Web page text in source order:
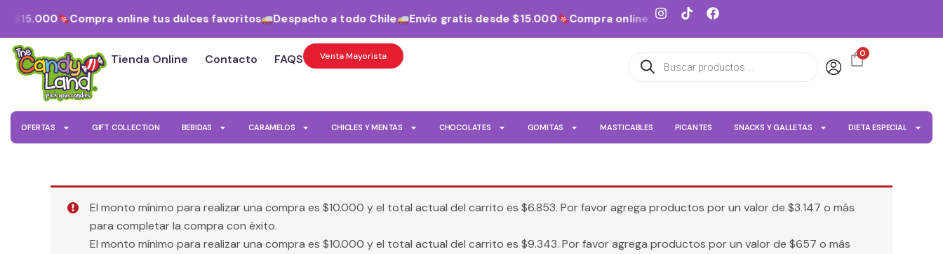
contenido
Compra online tus dulces favoritos Despacho a todo Chile Envío gratis desde $15.000 Compra online tus dulces favoritos
I
s
a
g
m
T
i
k
o
k
F
a
c
b
o
Tienda Online Contacto FAQS Venta Mayorista
Búsqueda
0
OFERTAS GIFT COLLECTION BEBIDAS CARAMELOS CHICLES Y MENTAS CHOCOLATES GOMITAS MASTICABLES PICANTES SNACKS Y GALLETAS DIETA ESPECIAL
El monto mínimo para realizar una compra es $10.000 y el total actual del carrito es $6.853. Por favor agrega productos por un valor de $3.147 o más
para completar la compra con éxito.
El monto mínimo para realizar una compra es $10.000 y el total actual del carrito es $9.343. Por favor agrega productos por un valor de $657 o más